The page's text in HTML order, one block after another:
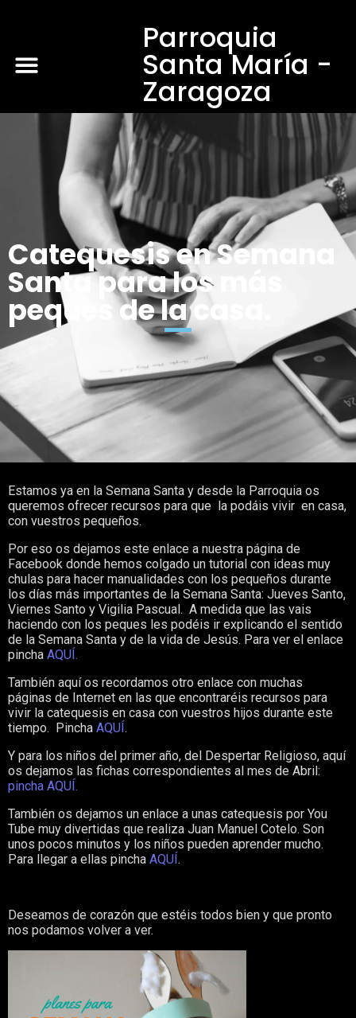
Parroquia
Santa María -
Zaragoza
Catequesis en Semana
Santa para los más
peques de la casa.
Estamos ya en la Semana Santa y desde la Parroquia os
queremos ofrecer recursos para que la podáis vivir en casa,
con vuestros pequeños.
Por eso os dejamos este enlace a nuestra página de
Facebook donde hemos colgado un tutorial con ideas muy
chulas para hacer manualidades con los pequeños durante
los días más importantes de la Semana Santa: Jueves Santo,
Viernes Santo y Vigilia Pascual. A medida que las vais
haciendo con los peques les podéis ir explicando el sentido
de la Semana Santa y de la vida de Jesús. Para ver el enlace
pincha AQUÍ.
También aquí os recordamos otro enlace con muchas
páginas de Internet en las que encontraréis recursos para
vivir la catequesis en casa con vuestros hijos durante este
tiempo. Pincha AQUÍ.
Y para los niños del primer año, del Despertar Religioso, aquí
os dejamos las fichas correspondientes al mes de Abril:
pincha AQUÍ.
También os dejamos un enlace a unas catequesis por You
Tube muy divertidas que realiza Juan Manuel Cotelo. Son
unos pocos minutos y los niños pueden aprender mucho.
Para llegar a ellas pincha AQUÍ.
Deseamos de corazón que estéis todos bien y que pronto
nos podamos volver a ver.